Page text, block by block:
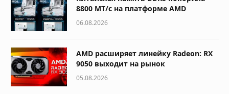
8800 МТ/с на платформе AMD
06.08.2026
AMD расширяет линейку Radeon: RX
9050 выходит на рынок
05.08.2026